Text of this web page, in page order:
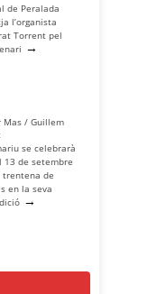
de Peralada
l’organista
Torrent pel
→
se celebrarà
13 de setembre
trentena de
en la seva
→